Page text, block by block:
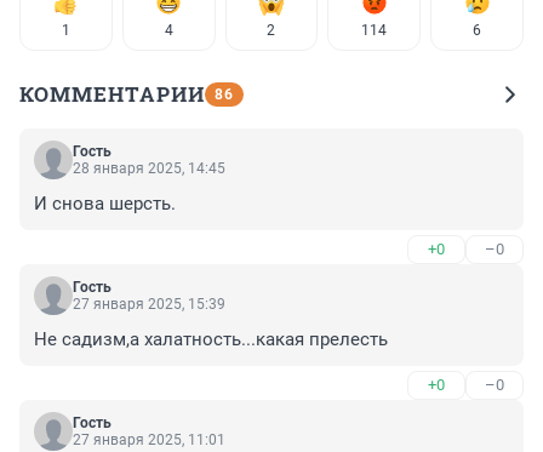
1 4 2 114 6
КОММЕНТАРИИ 86
Гость
28 января 2025, 14:45
И снова шерсть.
+0 –0
Гость
27 января 2025, 15:39
Не садизм,а халатность...какая прелесть
+0 –0
Гость
27 января 2025, 11:01